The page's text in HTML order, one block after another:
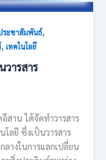
ระชาสัมพันธ์,
,เทคโนโลยี
ารสาร
สาน ได้จัดทำวารสาร
ลยี ซึ่งเป็นวารสาร
ลางในการแลกเปลี่ยน